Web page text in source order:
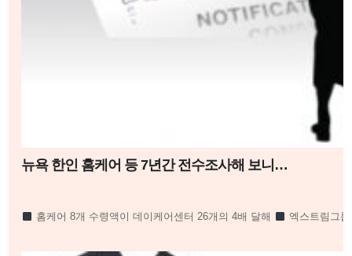
뉴욕 한인 홈케어 등 7년간 전수조사해 보니…
홈케어 8개 수령액이 데이케어센터 26개의 4배 달해
엑스트림그